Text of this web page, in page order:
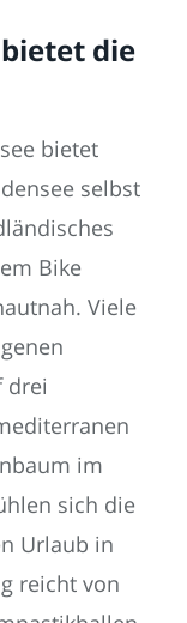
die
bietet
selbst
Bike
Viele
drei
im
sich die
Urlaub in
reicht von